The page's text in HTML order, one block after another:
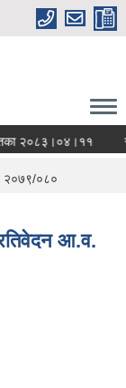
२०८३।०४।११
२०७९/०८०
आ.व.